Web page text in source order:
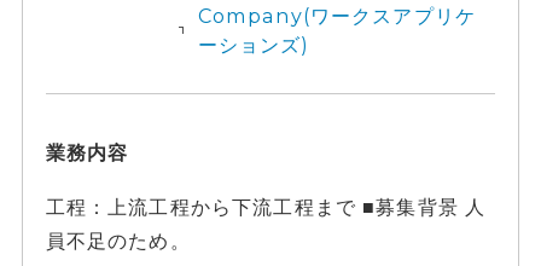
Company(ワークスアプリケ
ーションズ)
業務内容
工程：上流工程から下流工程まで ■募集背景 人
員不足のため。